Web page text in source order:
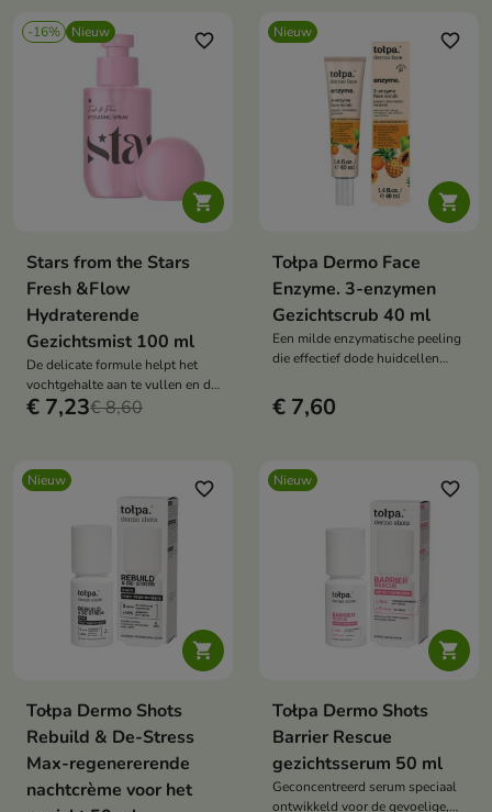
-16% Nieuw

favorite_border
Stars from the Stars
Fresh &Flow
Hydraterende
Gezichtsmist 100 ml
De delicate formule helpt het
vochtgehalte aan te vullen en de
huid haar frisse uitstraling terug
€ 7,23€ 8,60
Nieuw

favorite_border
Tołpa Dermo Face
Enzyme. 3-enzymen
Gezichtscrub 40 ml
Een milde enzymatische peeling
die effectief dode huidcellen
nodig is.
€ 7,60
Nieuw

favorite_border
Tołpa Dermo Shots
Rebuild & De-Stress
Max-regenererende
nachtcrème voor het
Nieuw

favorite_border
Tołpa Dermo Shots
Barrier Rescue
gezichtsserum 50 ml
Geconcentreerd serum speciaal
ontwikkeld voor de gevoelige,